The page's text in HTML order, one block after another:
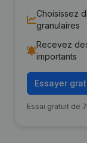
Choisissez
granulaires
Recevez
importants
Essayer
Essai gratuit de